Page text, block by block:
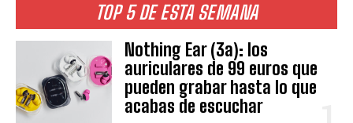
TOP 5 DE ESTA SEMANA
Nothing Ear (3a): los
auriculares de 99 euros que
pueden grabar hasta lo que
acabas de escuchar